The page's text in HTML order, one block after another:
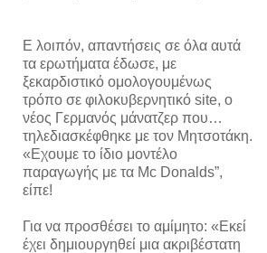
Ε λοιπόν, απαντήσεις σε όλα αυτά
τα ερωτήματα έδωσε, με
ξεκαρδιστικό ομολογουμένως
τρόπο σε φιλοκυβερνητικό site, ο
νέος Γερμανός μάνατζερ που…
τηλεδιασκέφθηκε με τον Μητσοτάκη.
«Εχουμε το ίδιο μοντέλο
παραγωγής με τα Mc Donalds”,
είπε!
Για να προσθέσει το αμίμητο: «Εκεί
έχει δημιουργηθεί μια ακριβέστατη